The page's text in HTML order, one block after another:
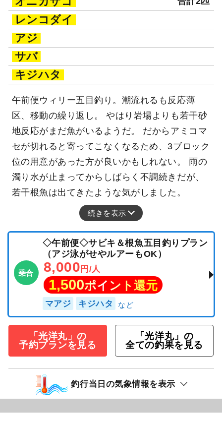
レンコダイ
アジ
サバ
キジハタ
午前便ウィリー五目釣り。潮流れるも反応薄
区、移動の繰り返し。 やはり岩場よりも若干砂
地反応がまだ魚がいるようだ。 だからアミコマ
セが切れると寄ってこなくなるため、3ブロック
位の用意があった方が良いかもしれない。 雨の
濁り水が止まってからしばらく不調続きだが、
若干根魚は出てきたような気がしました。
続きを表示
乗合
◇午前便◇サビキ＆根魚五目釣りプラン
（アジ泳がせやルアーもOK）
8,000 円/人
1,500ポイント還元
マアジ キジハタ
「光洋丸」の
予約プランを見る
「光洋丸」の
全ての釣果を見る
釣行当日の気象情報を表示